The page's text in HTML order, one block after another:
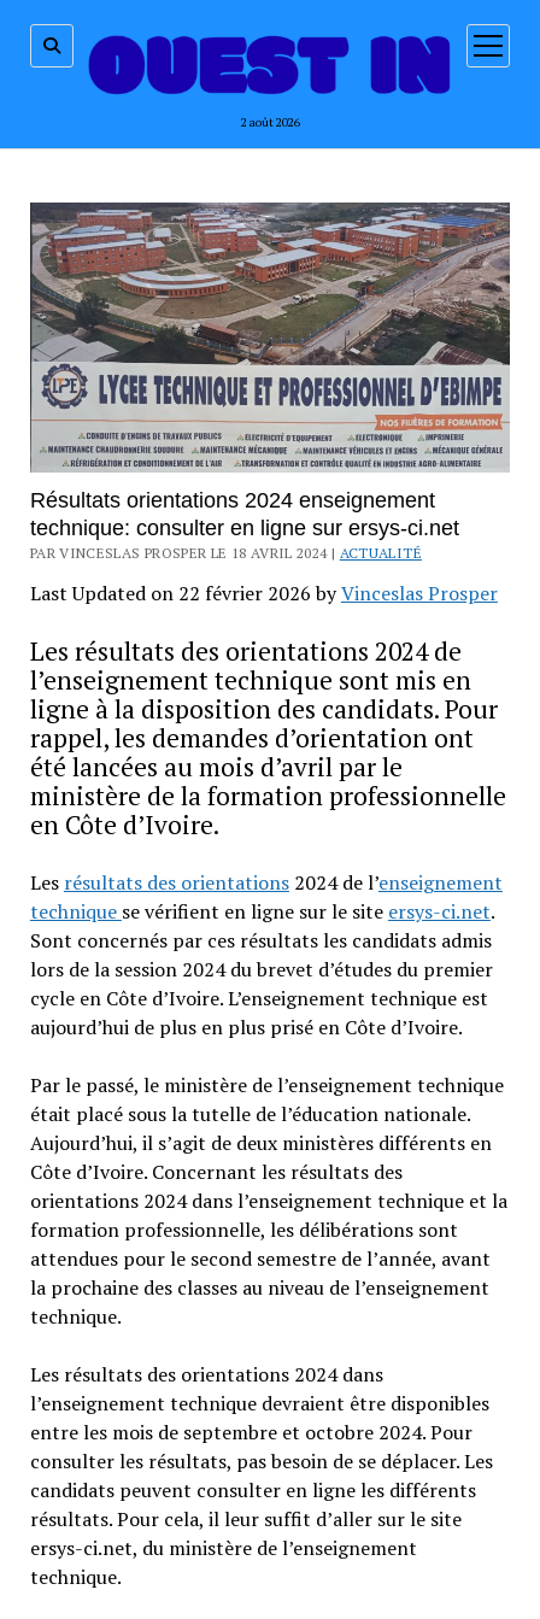
2 août 2026
ouvrir
menu
Résultats orientations 2024 enseignement
technique: consulter en ligne sur ersys-ci.net
PAR VINCESLAS PROSPER LE 18 AVRIL 2024 | ACTUALITÉ
Last Updated on 22 février 2026 byVinceslas Prosper
Les résultats des orientations 2024 de
l’enseignement technique sont mis en
ligne à la disposition des candidats. Pour
rappel, les demandes d’orientation ont
été lancées au mois d’avril par le
ministère de la formation professionnelle
en Côte d’Ivoire.
Les résultats des orientations2024 de l’enseignement
technique se vérifient en ligne sur le site ersys-ci.net.
Sont concernés par ces résultats les candidats admis
lors de la session 2024 du brevet d’études du premier
cycle en Côte d’Ivoire. L’enseignement technique est
aujourd’hui de plus en plus prisé en Côte d’Ivoire.
Par le passé, le ministère de l’enseignement technique
était placé sous la tutelle de l’éducation nationale.
Aujourd’hui, il s’agit de deux ministères différents en
Côte d’Ivoire. Concernant les résultats des
orientations 2024 dans l’enseignement technique et la
formation professionnelle, les délibérations sont
attendues pour le second semestre de l’année, avant
la prochaine des classes au niveau de l’enseignement
technique.
Les résultats des orientations 2024 dans
l’enseignement technique devraient être disponibles
entre les mois de septembre et octobre 2024. Pour
consulter les résultats, pas besoin de se déplacer. Les
candidats peuvent consulter en ligne les différents
résultats. Pour cela, il leur suffit d’aller sur le site
ersys-ci.net, du ministère de l’enseignement
technique.